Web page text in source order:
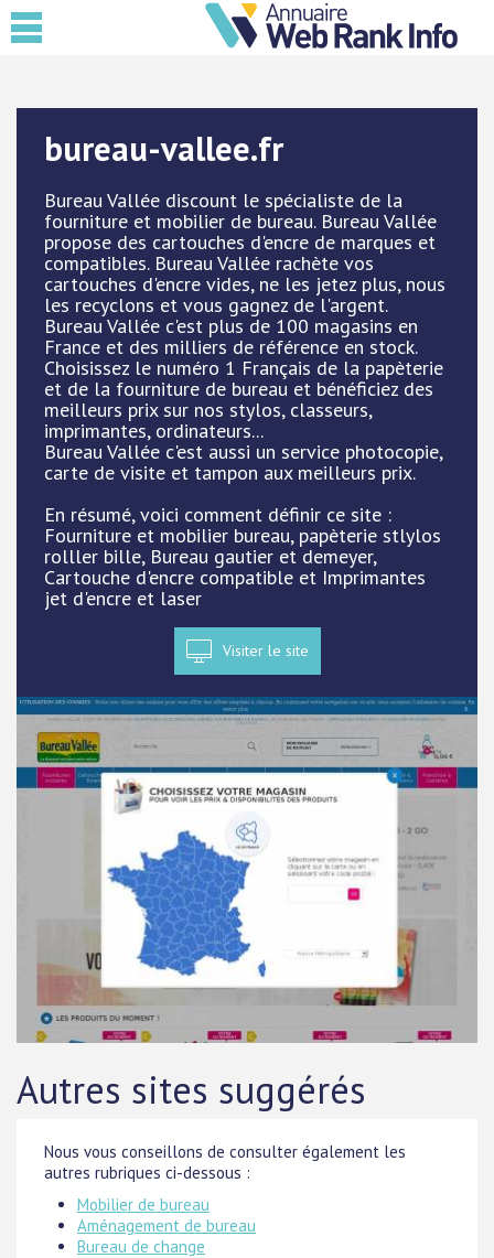
bureau-vallee.fr
Bureau Vallée discount le spécialiste de la
fourniture et mobilier de bureau. Bureau Vallée
propose des cartouches d'encre de marques et
compatibles. Bureau Vallée rachète vos
cartouches d'encre vides, ne les jetez plus, nous
les recyclons et vous gagnez de l'argent.
Bureau Vallée c'est plus de 100 magasins en
France et des milliers de référence en stock.
Choisissez le numéro 1 Français de la papèterie
et de la fourniture de bureau et bénéficiez des
meilleurs prix sur nos stylos, classeurs,
imprimantes, ordinateurs...
Bureau Vallée c'est aussi un service photocopie,
carte de visite et tampon aux meilleurs prix.
En résumé, voici comment définir ce site :
Fourniture et mobilier bureau, papèterie stlylos
rolller bille, Bureau gautier et demeyer,
Cartouche d'encre compatible et Imprimantes
jet d'encre et laser
Visiter le site
Autres sites suggérés
Nous vous conseillons de consulter également les
autres rubriques ci-dessous :
Mobilier de bureau
Aménagement de bureau
Bureau de change